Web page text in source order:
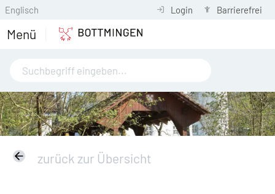
Englisch Login Barrierefrei
Menü
zurück zur Übersicht